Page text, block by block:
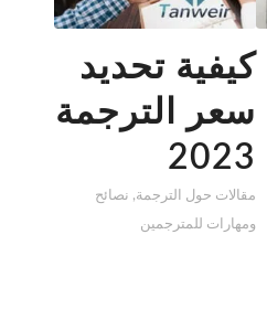
كيفية تحديد
سعر الترجمة
2023
مقالات حول الترجمة, نصائح
ومهارات للمترجمين